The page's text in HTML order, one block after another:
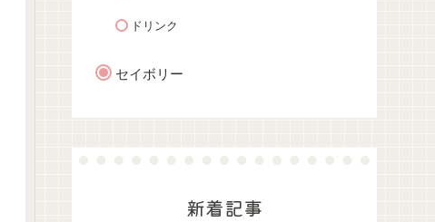
ドリンク
セイボリー
新着記事